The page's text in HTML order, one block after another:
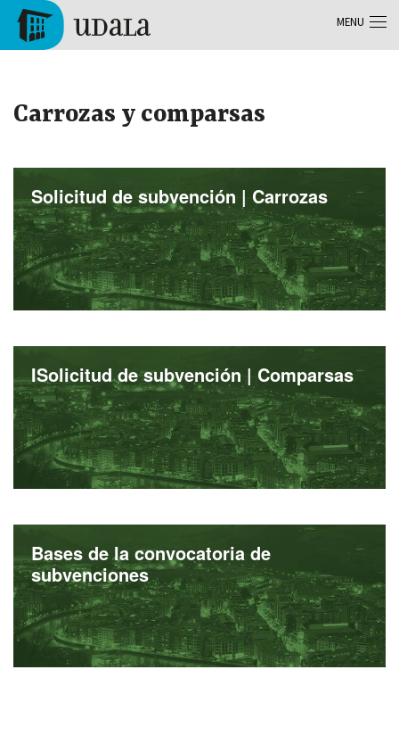
Aller au contenu principal
Carrozas y comparsas
Solicitud de subvención | Carrozas
ISolicitud de subvención | Comparsas
Bases de la convocatoria de
subvenciones
MENU